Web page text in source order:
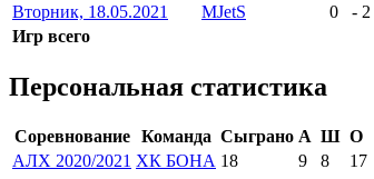
Вторник, 18.05.2021
MJetS 0 - 2
Игр всего
Персональная статистика
Соревнование Команда Сыграно А Ш О
АЛХ 2020/2021 ХК БОНА 18 9 8
17